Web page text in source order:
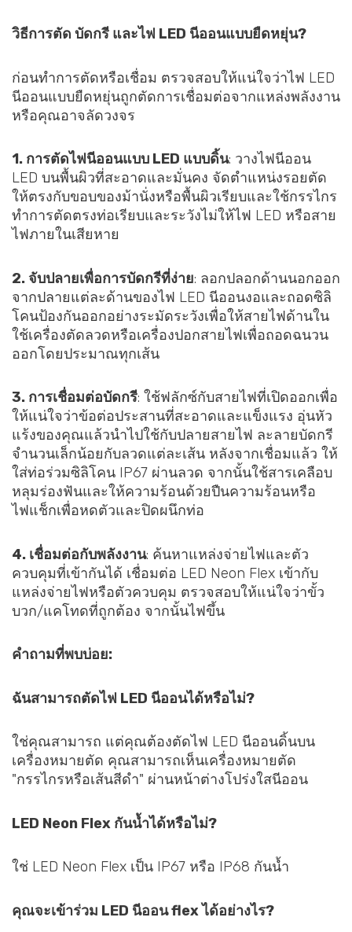
วิธีการตัด บัดกรี และไฟ LED นีออนแบบยืดหยุ่น?
ก่อนทำการตัดหรือเชื่อม ตรวจสอบให้แน่ใจว่าไฟ LED
นีออนแบบยืดหยุ่นถูกตัดการเชื่อมต่อจากแหล่งพลังงาน
หรือคุณอาจลัดวงจร
1. การตัดไฟนีออนแบบ LED แบบดิ้น: วางไฟนีออน
LED บนพื้นผิวที่สะอาดและมั่นคง จัดตำแหน่งรอยตัด
ให้ตรงกับขอบของม้านั่งหรือพื้นผิวเรียบและใช้กรรไกร
ทำการตัดตรงท่อเรียบและระวังไม่ให้ไฟ LED หรือสาย
ไฟภายในเสียหาย
2. จับปลายเพื่อการบัดกรีที่ง่าย: ลอกปลอกด้านนอกออก
จากปลายแต่ละด้านของไฟ LED นีออนงอและถอดซิลิ
โคนป้องกันออกอย่างระมัดระวังเพื่อให้สายไฟด้านใน
ใช้เครื่องตัดลวดหรือเครื่องปอกสายไฟเพื่อถอดฉนวน
ออกโดยประมาณทุกเส้น
3. การเชื่อมต่อบัดกรี: ใช้ฟลักซ์กับสายไฟที่เปิดออกเพื่อ
ให้แน่ใจว่าข้อต่อประสานที่สะอาดและแข็งแรง อุ่นหัว
แร้งของคุณแล้วนำไปใช้กับปลายสายไฟ ละลายบัดกรี
จำนวนเล็กน้อยกับลวดแต่ละเส้น หลังจากเชื่อมแล้ว ให้
ใส่ท่อร่วมซิลิโคน IP67 ผ่านลวด จากนั้นใช้สารเคลือบ
หลุมร่องฟันและให้ความร้อนด้วยปืนความร้อนหรือ
ไฟแช็กเพื่อหดตัวและปิดผนึกท่อ
4. เชื่อมต่อกับพลังงาน: ค้นหาแหล่งจ่ายไฟและตัว
ควบคุมที่เข้ากันได้ เชื่อมต่อ LED Neon Flex เข้ากับ
แหล่งจ่ายไฟหรือตัวควบคุม ตรวจสอบให้แน่ใจว่าขั้ว
บวก/แคโทดที่ถูกต้อง จากนั้นไฟขึ้น
คำถามที่พบบ่อย:
ฉันสามารถตัดไฟ LED นีออนได้หรือไม่?
ใช่คุณสามารถ แต่คุณต้องตัดไฟ LED นีออนดิ้นบน
เครื่องหมายตัด คุณสามารถเห็นเครื่องหมายตัด
"กรรไกรหรือเส้นสีดำ" ผ่านหน้าต่างโปร่งใสนีออน
LED Neon Flex กันน้ำได้หรือไม่?
ใช่ LED Neon Flex เป็น IP67 หรือ IP68 กันน้ำ
คุณจะเข้าร่วม LED นีออน flex ได้อย่างไร?